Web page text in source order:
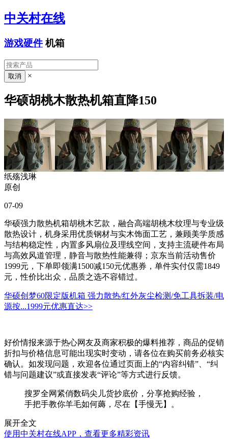
中关村在线
游戏硬件 机箱
×
华硕胡桃木散热机箱直降150
纸殇浅琳
原创
07-09
华硕强力散热机箱胡桃木艺款，融合高端胡桃木纹理与专业级
散热设计，机身采用优质钢材与实木饰面工艺，兼顾美学质感
与结构稳定性，内置多风扇位及理线空间，支持主流硬件布局
与高效风道管理，静音与散热性能兼得；京东当前活动售价
1999元，下单即领满1500减150元优惠券，单件实付仅需1849
元，性价比出众，品质之选不容错过。
华硕创梦60限定版机箱 强力散热/红外灰尘检测/免工具拆装/电
源按...1999元优惠直达>>
好价情报来源于热心网友及商家积极的爆料推荐，商品的促销
折扣与价格信息可能出现实时变动，请各位在购买前务必核实
确认。如发现问题，欢迎各位通过页面上的“内容纠错”、“纠
错与问题建议”或直接发表“评论”等方式进行反馈。
搜罗全网紧俏数码尖儿货抄底价，分享抢购经验，
手把手教你羊毛如何薅，尽在【手慢无】。
展开全文
使用中关村在线APP，查看更多精彩资讯